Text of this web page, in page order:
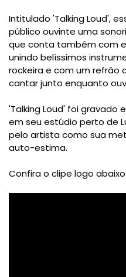
Intitulado 'Talking Loud',
público ouvinte uma
que conta também com
unindo belíssimos
rockeira e com um refrão
cantar junto enquanto
'Talking Loud' foi gravado
em seu estúdio perto de
pelo artista como sua
auto-estima.
Confira o clipe logo